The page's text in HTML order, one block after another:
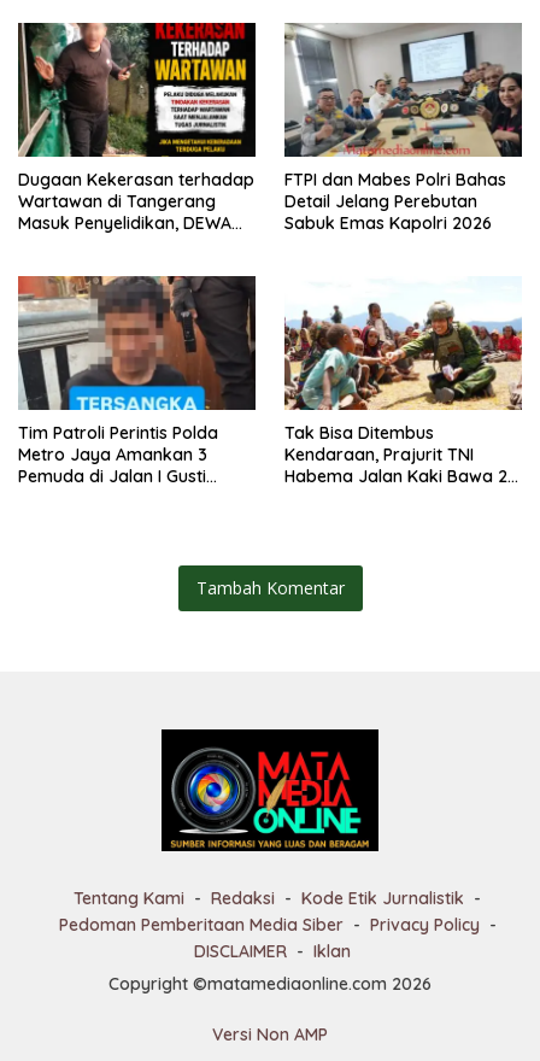
Dugaan Kekerasan terhadap
Wartawan di Tangerang
Masuk Penyelidikan, DEWA
FTPI dan Mabes Polri Bahas
Detail Jelang Perebutan
Sabuk Emas Kapolri 2026
Tim Patroli Perintis Polda
Metro Jaya Amankan 3
Pemuda di Jalan I Gusti
Tak Bisa Ditembus
Kendaraan, Prajurit TNI
Habema Jalan Kaki Bawa 2
Tambah Komentar
Tentang Kami Redaksi
Kode Etik Jurnalistik
Pedoman Pemberitaan Media Siber
Privacy Policy
DISCLAIMER
Iklan
Copyright ©matamediaonline.com 2026
Versi Non AMP